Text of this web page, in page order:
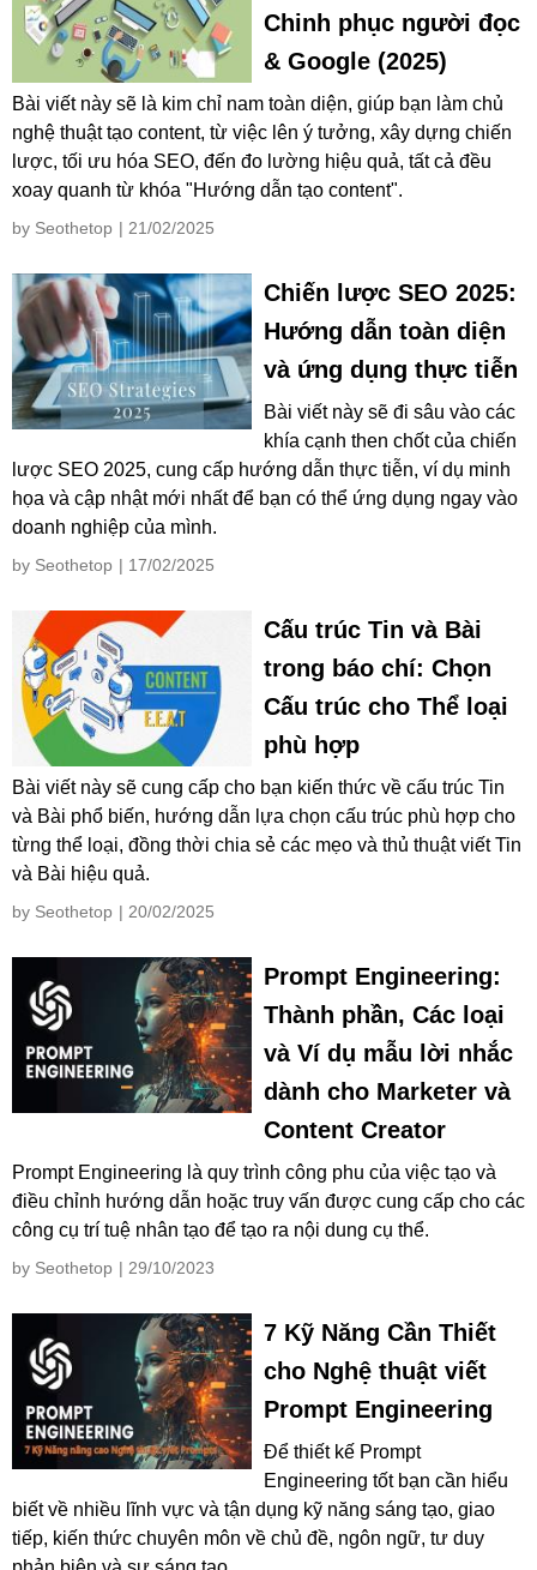
Chinh phục người đọc
& Google (2025)
Bài viết này sẽ là kim chỉ nam toàn diện, giúp bạn làm chủ
nghệ thuật tạo content, từ việc lên ý tưởng, xây dựng chiến
lược, tối ưu hóa SEO, đến đo lường hiệu quả, tất cả đều
xoay quanh từ khóa "Hướng dẫn tạo content".
by Seothetop | 21/02/2025
Chiến lược SEO 2025:
Hướng dẫn toàn diện
và ứng dụng thực tiễn
Bài viết này sẽ đi sâu vào các
khía cạnh then chốt của chiến
lược SEO 2025, cung cấp hướng dẫn thực tiễn, ví dụ minh
họa và cập nhật mới nhất để bạn có thể ứng dụng ngay vào
doanh nghiệp của mình.
by Seothetop | 17/02/2025
Cấu trúc Tin và Bài
trong báo chí: Chọn
Cấu trúc cho Thể loại
phù hợp
Bài viết này sẽ cung cấp cho bạn kiến thức về cấu trúc Tin
và Bài phổ biến, hướng dẫn lựa chọn cấu trúc phù hợp cho
từng thể loại, đồng thời chia sẻ các mẹo và thủ thuật viết Tin
và Bài hiệu quả.
by Seothetop | 20/02/2025
Prompt Engineering:
Thành phần, Các loại
và Ví dụ mẫu lời nhắc
dành cho Marketer và
Content Creator
Prompt Engineering là quy trình công phu của việc tạo và
điều chỉnh hướng dẫn hoặc truy vấn được cung cấp cho các
công cụ trí tuệ nhân tạo để tạo ra nội dung cụ thể.
by Seothetop | 29/10/2023
7 Kỹ Năng Cần Thiết
cho Nghệ thuật viết
Prompt Engineering
Để thiết kế Prompt
Engineering tốt bạn cần hiểu
biết về nhiều lĩnh vực và tận dụng kỹ năng sáng tạo, giao
tiếp, kiến thức chuyên môn về chủ đề, ngôn ngữ, tư duy